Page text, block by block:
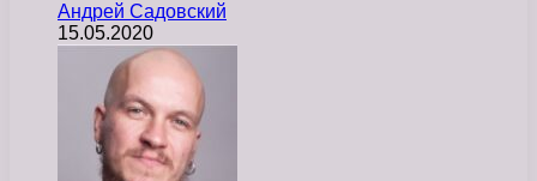
Андрей Садовский
15.05.2020